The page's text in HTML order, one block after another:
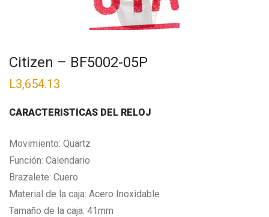
Citizen – BF5002-05P
L3,654.13
CARACTERISTICAS DEL RELOJ
Movimiento: Quartz
Función: Calendario
Brazalete: Cuero
Material de la caja: Acero Inoxidable
Tamaño de la caja: 41mm